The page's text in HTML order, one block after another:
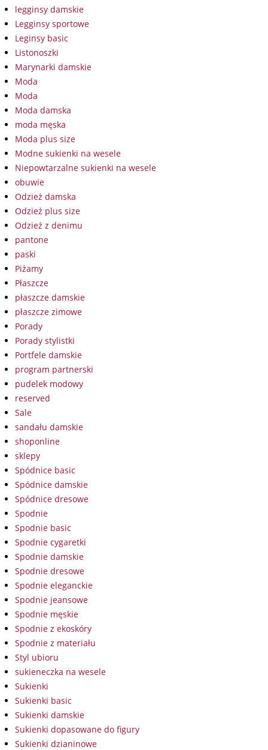
legginsy damskie
Legginsy sportowe
Leginsy basic
Listonoszki
Marynarki damskie
Moda
Moda
Moda damska
moda męska
Moda plus size
Modne sukienki na wesele
Niepowtarzalne sukienki na wesele
obuwie
Odzież damska
Odzież plus size
Odzież z denimu
pantone
paski
Piżamy
Płaszcze
płaszcze damskie
płaszcze zimowe
Porady
Porady stylistki
Portfele damskie
program partnerski
pudelek modowy
reserved
Sale
sandału damskie
shoponline
sklepy
Spódnice basic
Spódnice damskie
Spódnice dresowe
Spodnie
Spodnie basic
Spodnie cygaretki
Spodnie damskie
Spodnie dresowe
Spodnie eleganckie
Spodnie jeansowe
Spodnie męskie
Spodnie z ekoskóry
Spodnie z materiału
Styl ubioru
sukieneczka na wesele
Sukienki
Sukienki basic
Sukienki damskie
Sukienki dopasowane do figury
Sukienki dzianinowe